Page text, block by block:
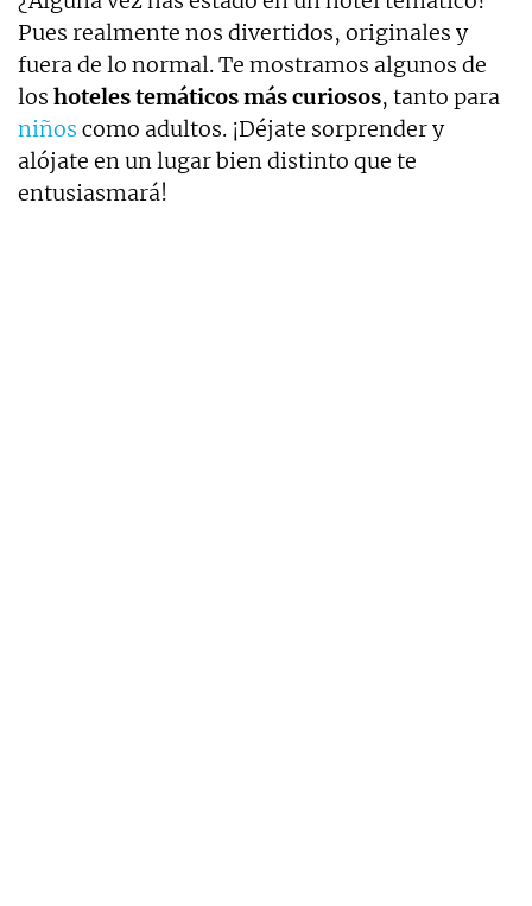
Pues realmente nos divertidos, originales y
fuera de lo normal. Te mostramos algunos de
los hoteles temáticos más curiosos, tanto para
niños como adultos. ¡Déjate sorprender y
alójate en un lugar bien distinto que te
entusiasmará!